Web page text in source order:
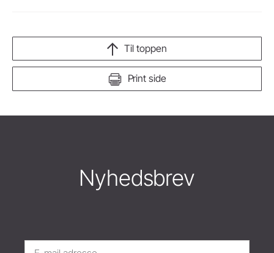
Print side
Til toppen
Nyhedsbrev